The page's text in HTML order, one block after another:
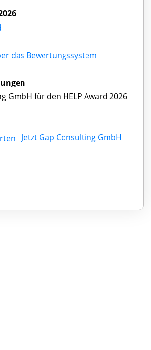
das Bewertungssystem
GmbH für den HELP Award 2026
Jetzt Gap Consulting GmbH